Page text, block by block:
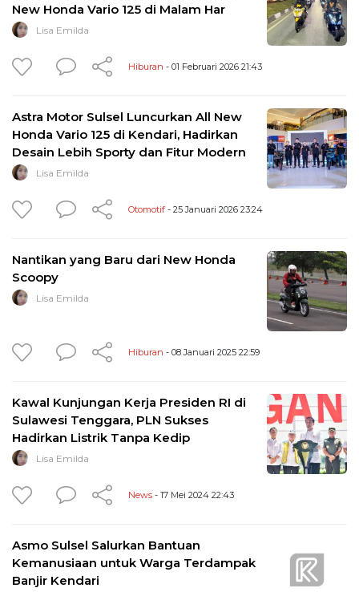
New Honda Vario 125 di Malam Har
Lisa Emilda
Hiburan - 01 Februari 2026 21:43
Astra Motor Sulsel Luncurkan All New
Honda Vario 125 di Kendari, Hadirkan
Desain Lebih Sporty dan Fitur Modern
Lisa Emilda
Otomotif - 25 Januari 2026 23:24
Nantikan yang Baru dari New Honda
Scoopy
Lisa Emilda
Hiburan - 08 Januari 2025 22:59
Kawal Kunjungan Kerja Presiden RI di
Sulawesi Tenggara, PLN Sukses
Hadirkan Listrik Tanpa Kedip
Lisa Emilda
News - 17 Mei 2024 22:43
Asmo Sulsel Salurkan Bantuan
Kemanusiaan untuk Warga Terdampak
Banjir Kendari